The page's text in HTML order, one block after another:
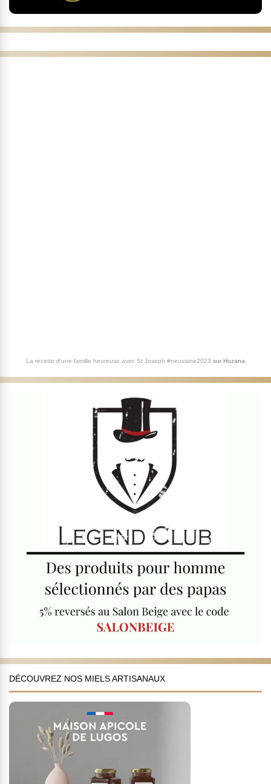
La recette d'une famille heureuse avec St Joseph #neuvaine2023 sur Hozana
DÉCOUVREZ NOS MIELS ARTISANAUX